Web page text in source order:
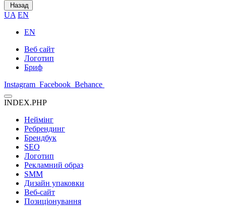
Назад
UA EN
EN
Веб сайт
Логотип
Бриф
Instagram Facebook Behance
INDEX.PHP
Неймінг
Ребрендинг
Брендбук
SEO
Логотип
Рекламний образ
SMM
Дизайн упаковки
Веб-сайт
Позиціонування